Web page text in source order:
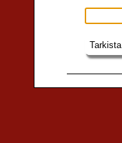
Tarkista